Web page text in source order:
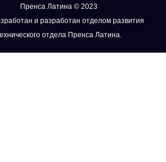
Пренса Латина © 2023
и разработан отделом развития
отдела Пренса Латина.